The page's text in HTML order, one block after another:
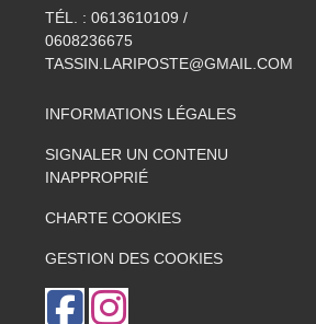
TÉL. : 0613610109 /
0608236675
TASSIN.LARIPOSTE@GMAIL.COM
INFORMATIONS LÉGALES
SIGNALER UN CONTENU
INAPPROPRIÉ
CHARTE COOKIES
GESTION DES COOKIES